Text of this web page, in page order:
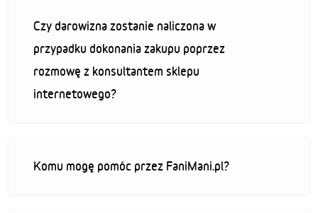
Czy darowizna zostanie naliczona w
przypadku dokonania zakupu poprzez
rozmowę z konsultantem sklepu
internetowego?
Komu mogę pomóc przez FaniMani.pl?